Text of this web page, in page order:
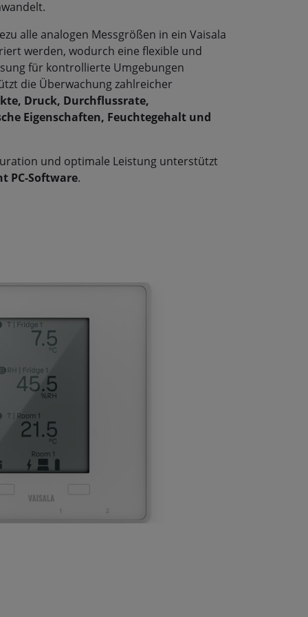
alle analogen Messgrößen in ein Vaisala
werden, wodurch eine flexible und
für kontrollierte Umgebungen
die Überwachung zahlreicher
Druck, Durchflussrate,
Eigenschaften, Feuchtegehalt und
und optimale Leistung unterstützt
PC-Software.